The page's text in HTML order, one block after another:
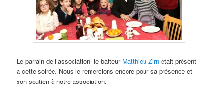
Le parrain de l’association, le batteur Matthieu Zirn était présent
à cette soirée. Nous le remercions encore pour sa présence et
son soutien à notre association.